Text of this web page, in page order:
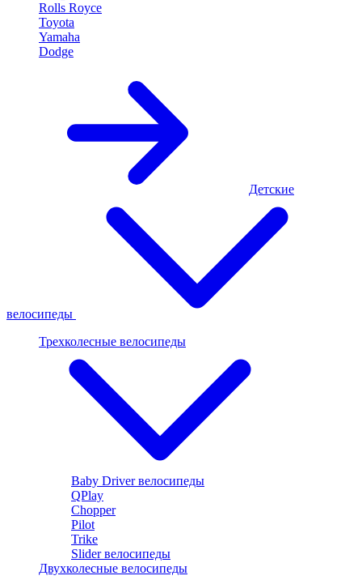
Rolls Royce
Toyota
Yamaha
Dodge
Детские
велосипеды
Трехколесные велосипеды
Baby Driver велосипеды
QPlay
Chopper
Pilot
Trike
Slider велосипеды
Двухколесные велосипеды